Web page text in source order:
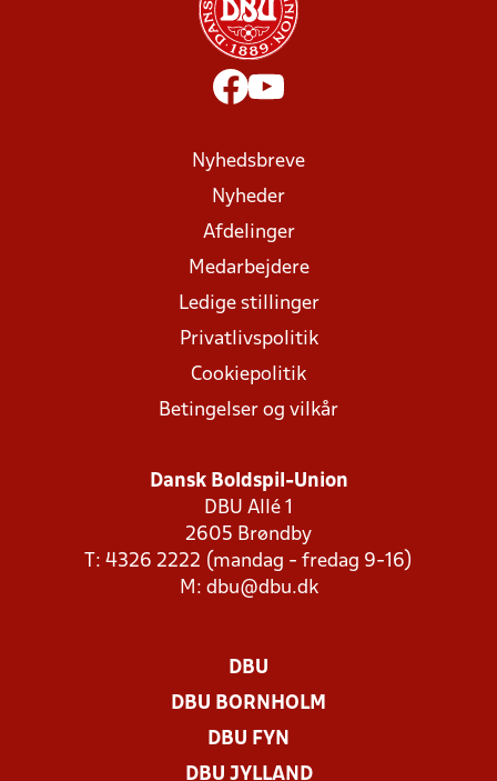
Nyhedsbreve
Nyheder
Afdelinger
Medarbejdere
Ledige stillinger
Privatlivspolitik
Cookiepolitik
Betingelser og vilkår
Dansk Boldspil-Union
DBU Allé 1
2605 Brøndby
T: 4326 2222 (mandag - fredag 9-16)
M: dbu@dbu.dk
DBU
DBU BORNHOLM
DBU FYN
DBU JYLLAND